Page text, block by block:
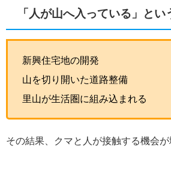
「人が山へ入っている」とい
新興住宅地の開発
山を切り開いた道路整備
里山が生活圏に組み込まれる
その結果、クマと人が接触する機会が